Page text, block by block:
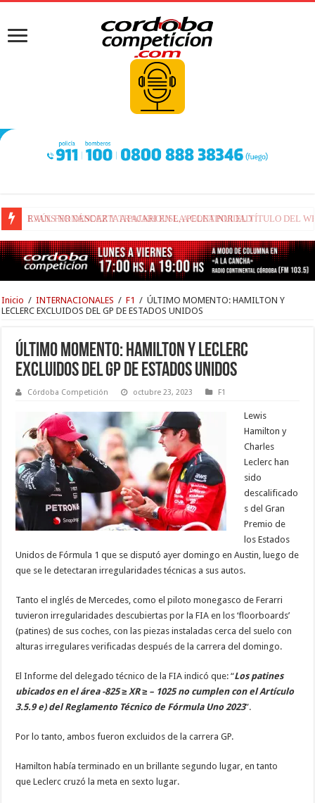
RAÚL FERNÁNDEZ Y TRACKHOUSE, A CONTINUIDAD
Inicio / INTERNACIONALES / F1 / ÚLTIMO MOMENTO: HAMILTON Y
LECLERC EXCLUIDOS DEL GP DE ESTADOS UNIDOS
ÚLTIMO MOMENTO: HAMILTON Y LECLERC
EXCLUIDOS DEL GP DE ESTADOS UNIDOS
Córdoba Competición octubre 23, 2023 F1
Lewis
Hamilton y
Charles
Leclerc han
sido
descalificado
s del Gran
Premio de
los Estados
Unidos de Fórmula 1 que se disputó ayer domingo en Austin, luego de
que se le detectaran irregularidades técnicas a sus autos.
Tanto el inglés de Mercedes, como el piloto monegasco de Ferarri
tuvieron irregularidades descubiertas por la FIA en los ‘floorboards’
(patines) de sus coches, con las piezas instaladas cerca del suelo con
alturas irregulares verificadas después de la carrera del domingo.
El Informe del delegado técnico de la FIA indicó que: “Los patines
ubicados en el área -825 ≥ XR ≥ – 1025 no cumplen con el Artículo
3.5.9 e) del Reglamento Técnico de Fórmula Uno 2023”.
Por lo tanto, ambos fueron excluidos de la carrera GP.
Hamilton había terminado en un brillante segundo lugar, en tanto
que Leclerc cruzó la meta en sexto lugar.